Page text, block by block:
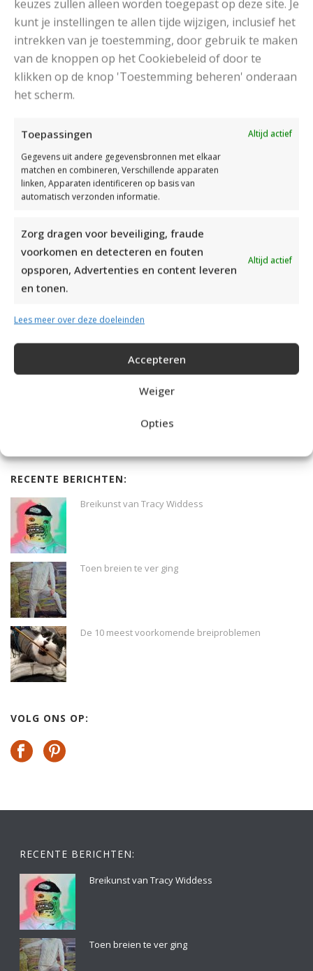
keuzes zullen alleen worden toegepast op deze site. Je
kunt je instellingen te allen tijde wijzigen, inclusief het
intrekken van je toestemming, door gebruik te maken
van de knoppen op het Cookiebeleid of door te
klikken op de knop 'Toestemming beheren' onderaan
het scherm.
Toepassingen
Altijd actief
Gegevens uit andere gegevensbronnen met elkaar
matchen en combineren, Verschillende apparaten
linken, Apparaten identificeren op basis van
automatisch verzonden informatie.
Zorg dragen voor beveiliging, fraude
voorkomen en detecteren en fouten
opsporen, Advertenties en content leveren
en tonen.
Altijd actief
Lees meer over deze doeleinden
Accepteren
Weiger
Opties
BABY EN PEUTERKLEDING BREIEN MET BREIRINGEN
Kindertrui breien met strepen
Katia Omslagdoek Breien
Gebreide meisjestrui met raglan mouwen
Capuchon trui breien
Kussen breien in de rijstekorrelsteek
RECENTE BERICHTEN:
Breikunst van Tracy Widdess
Toen breien te ver ging
De 10 meest voorkomende breiproblemen
VOLG ONS OP:
RECENTE BERICHTEN:
Breikunst van Tracy Widdess
Toen breien te ver ging